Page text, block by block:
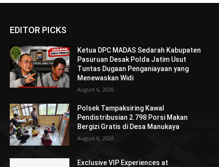
EDITOR PICKS
Ketua DPC MADAS Sedarah Kabupaten
Pasuruan Desak Polda Jatim Usut
Tuntas Dugaan Penganiayaan yang
Menewaskan Widi
August 6, 2026
Polsek Tampaksiring Kawal
Pendistribusian 2.798 Porsi Makan
Bergizi Gratis di Desa Manukaya
August 6, 2026
Exclusive VIP Experiences at